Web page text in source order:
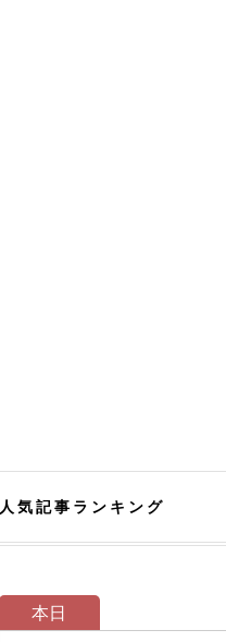
人気記事ランキング
本日